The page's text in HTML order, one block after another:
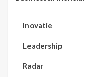
Inovatie
Leadership
Radar